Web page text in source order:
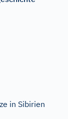
in Sibirien